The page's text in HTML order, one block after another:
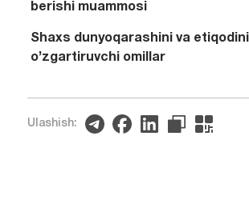
berishi muammosi
Shaxs dunyoqarashini va etiqodini
o’zgartiruvchi omillar
Ulashish: